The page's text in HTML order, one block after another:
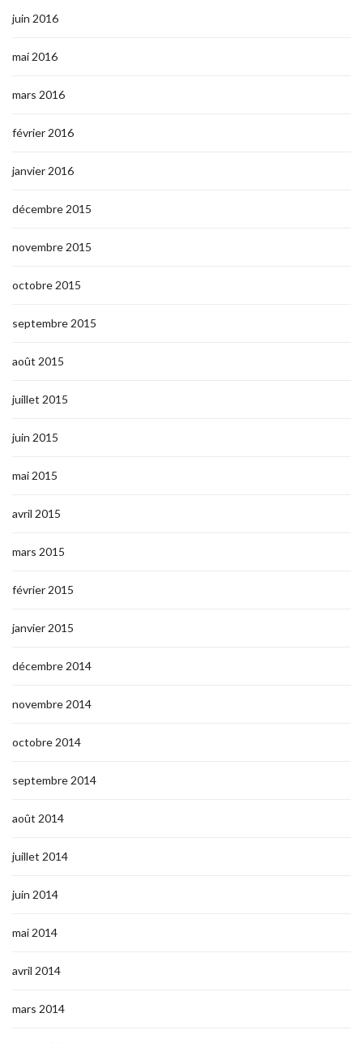
juin 2016
mai 2016
mars 2016
février 2016
janvier 2016
décembre 2015
novembre 2015
octobre 2015
septembre 2015
août 2015
juillet 2015
juin 2015
mai 2015
avril 2015
mars 2015
février 2015
janvier 2015
décembre 2014
novembre 2014
octobre 2014
septembre 2014
août 2014
juillet 2014
juin 2014
mai 2014
avril 2014
mars 2014